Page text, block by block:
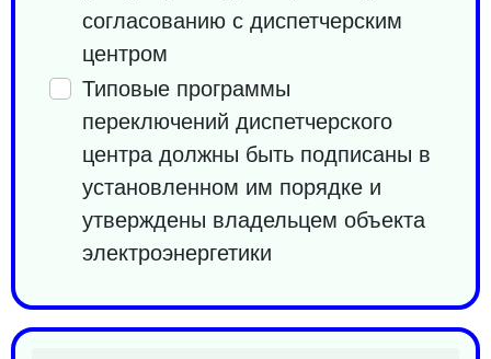
согласованию с диспетчерским
центром
Типовые программы
переключений диспетчерского
центра должны быть подписаны в
установленном им порядке и
утверждены владельцем объекта
электроэнергетики